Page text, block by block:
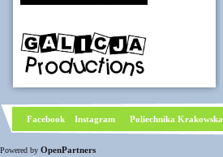
Facebook Instagram Poliechnika Krakowska
Powered by OpenPartners